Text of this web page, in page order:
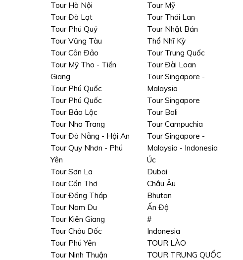
Tour Hà Nội
Tour Đà Lạt
Tour Phú Quý
Tour Vũng Tàu
Tour Côn Đảo
Tour Mỹ Tho - Tiền
Giang
Tour Phú Quốc
Tour Phú Quốc
Tour Bảo Lộc
Tour Nha Trang
Tour Đà Nẵng - Hội An
Tour Quy Nhơn - Phú
Yên
Tour Sơn La
Tour Cần Thơ
Tour Đồng Tháp
Tour Nam Du
Tour Kiên Giang
Tour Châu Đốc
Tour Phú Yên
Tour Ninh Thuận
Tour Mỹ
Tour Thái Lan
Tour Nhật Bản
Thổ Nhĩ Kỳ
Tour Trung Quốc
Tour Đài Loan
Tour Singapore -
Malaysia
Tour Singapore
Tour Bali
Tour Campuchia
Tour Singapore -
Malaysia - Indonesia
Úc
Dubai
Châu Âu
Bhutan
Ấn Độ
#
Indonesia
TOUR LÀO
TOUR TRUNG QUỐC